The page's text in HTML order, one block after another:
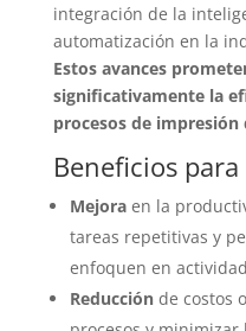
integración de la
automatización en la
Estos avances
significativamente la
procesos de impresión
Beneficios
Mejoraen la
tareas repetitivas y
enfoquen en
Reducciónde costos